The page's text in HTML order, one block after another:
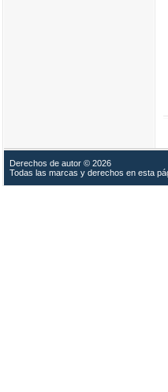
Derechos de autor © 2026
Todas las marcas y derechos en esta